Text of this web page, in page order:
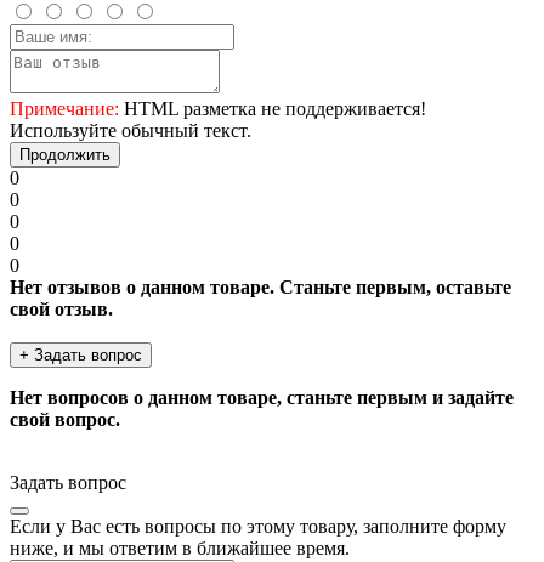
Примечание: HTML разметка не поддерживается!
Используйте обычный текст.
Продолжить
0
0
0
0
0
Нет отзывов о данном товаре. Станьте первым, оставьте
свой отзыв.
+ Задать вопрос
Нет вопросов о данном товаре, станьте первым и задайте
свой вопрос.
Задать вопрос
Если у Вас есть вопросы по этому товару, заполните форму
ниже, и мы ответим в ближайшее время.